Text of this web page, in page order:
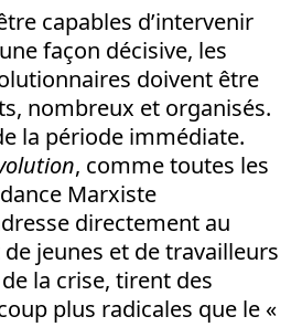
capables d’intervenir
façon décisive, les
doivent être
nombreux et organisés.
la période immédiate.
, comme toutes les
Marxiste
directement au
jeunes et de travailleurs
la crise, tirent des
plus radicales que le «